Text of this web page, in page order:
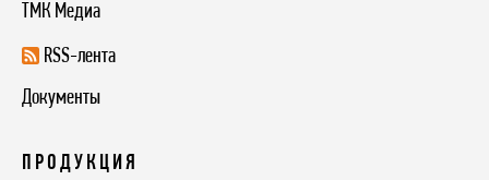
ТМК Медиа
RSS-лента
Документы
ПРОДУКЦИЯ